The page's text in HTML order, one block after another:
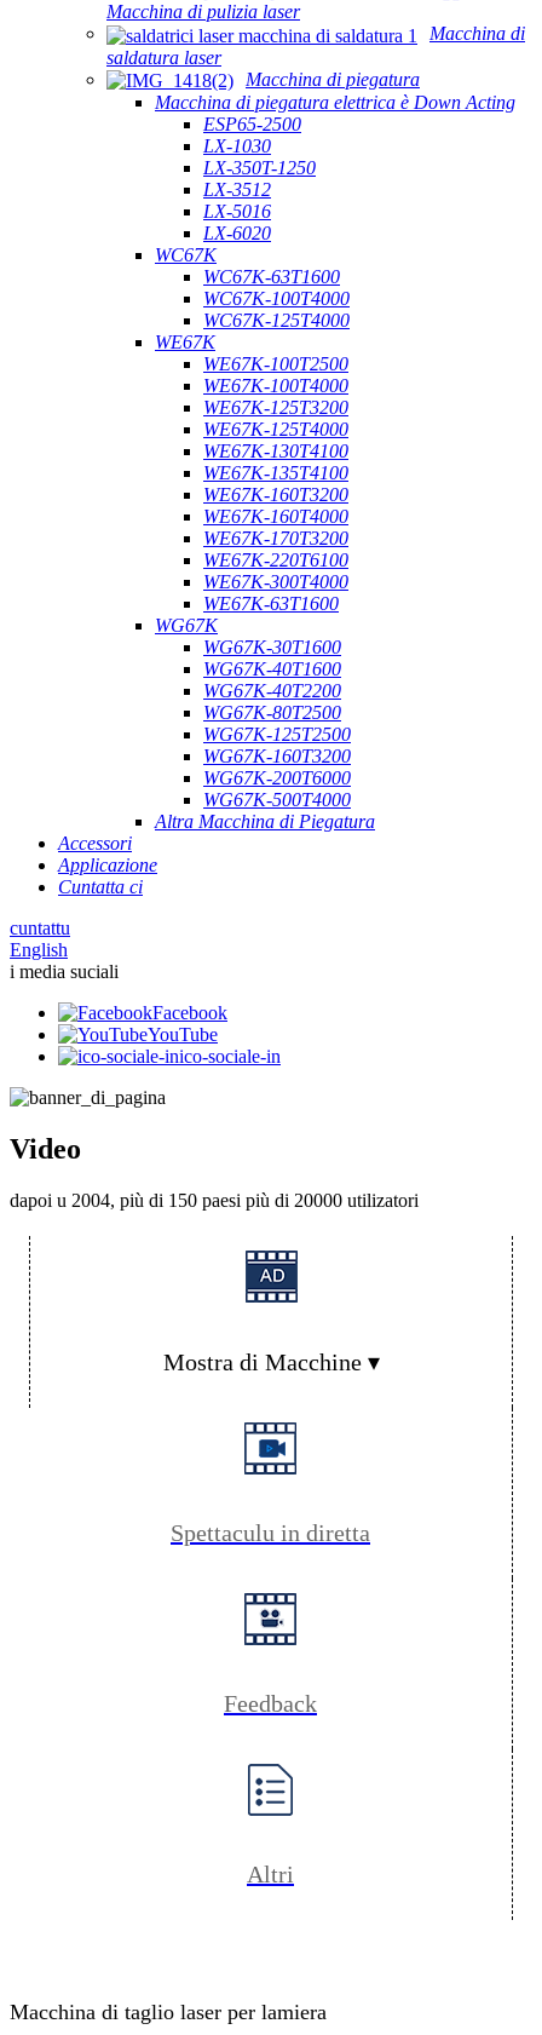
Macchina di pulizia laser
Macchina di
saldatura laser
Macchina di piegatura
Macchina di piegatura elettrica è Down Acting
ESP65-2500
LX-1030
LX-350T-1250
LX-3512
LX-5016
LX-6020
WC67K
WC67K-63T1600
WC67K-100T4000
WC67K-125T4000
WE67K
WE67K-100T2500
WE67K-100T4000
WE67K-125T3200
WE67K-125T4000
WE67K-130T4100
WE67K-135T4100
WE67K-160T3200
WE67K-160T4000
WE67K-170T3200
WE67K-220T6100
WE67K-300T4000
WE67K-63T1600
WG67K
WG67K-30T1600
WG67K-40T1600
WG67K-40T2200
WG67K-80T2500
WG67K-125T2500
WG67K-160T3200
WG67K-200T6000
WG67K-500T4000
Altra Macchina di Piegatura
Accessori
Applicazione
Cuntatta ci
cuntattu
English
i media suciali
Facebook
YouTube
ico-sociale-in
Video
dapoi u 2004, più di 150 paesi più di 20000 utilizatori
Mostra di Macchine ▾
Spettaculu in diretta
Feedback
Altri
Macchina di taglio laser per lamiera